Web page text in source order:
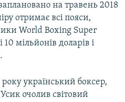
на травень 2018
отримає всі пояси,
World Boxing Super
10 мільйонів доларів і
український боксер,
очолив світовий